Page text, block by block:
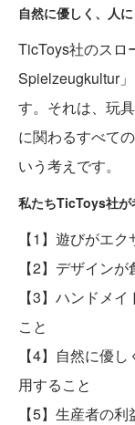
自然に優しく、人
TicToys社のスロ
Spielzeugkultur
す。それは、玩
に関わるすべて
いう考えです。
私たちTicToys社が
遊びがエク
デザインが
ハンドメイ
こと
自然に優し
用すること
生産者の利